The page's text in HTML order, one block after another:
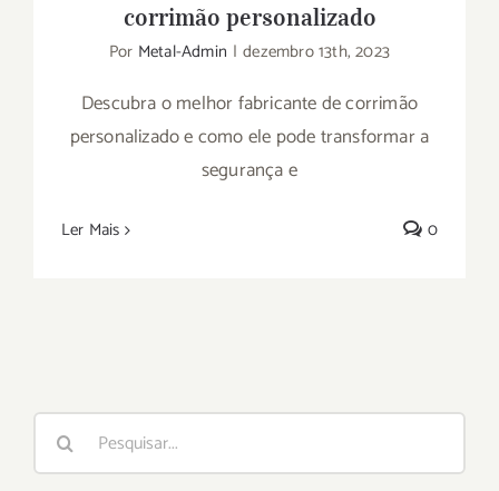
corrimão personalizado
Por Metal-Admin | dezembro 13th, 2023
Descubra o melhor fabricante de corrimão
personalizado e como ele pode transformar a
segurança e
Ler Mais 0
Buscar
resultados